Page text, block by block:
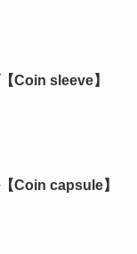
Coin sleeve】
Coin capsule】